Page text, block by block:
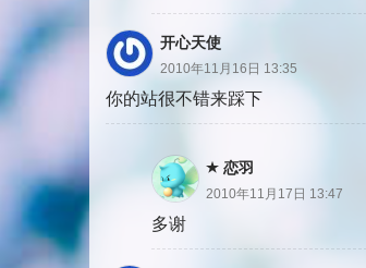
开心天使
2010年11月16日 13:35
你的站很不错来踩下
恋羽
2010年11月17日 13:47
多谢